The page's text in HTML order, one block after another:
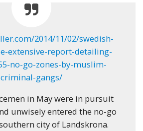
2014/11/02/swedish-
extensive-report-detailing-
no-go-zones-by-muslim-
criminal-gangs/
in May were in pursuit
unwisely entered the no-go
city of Landskrona.